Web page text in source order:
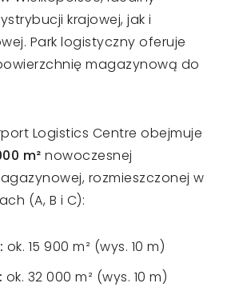
krajowej, jak i
Park logistyczny oferuje
magazynową do
Logistics Centre obejmuje
m² nowoczesnej
rozmieszczonej w
(A, B i C):
ok. 15 900 m² (wys. 10 m)
ok. 32 000 m² (wys. 10 m)